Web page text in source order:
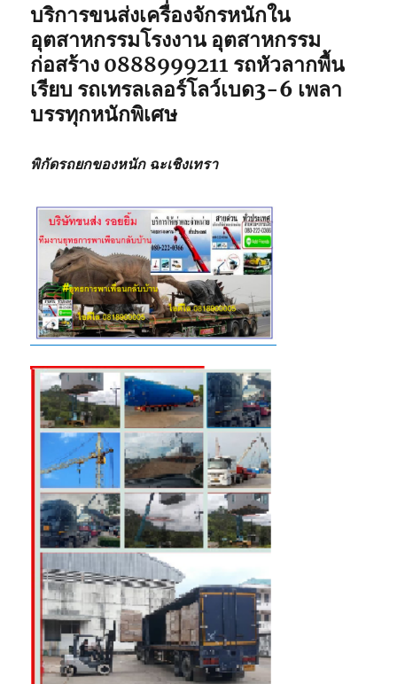
บริการขนส่งเครื่องจักรหนักใน
อุตสาหกรรมโรงงาน อุตสาหกรรม
ก่อสร้าง 0888999211 รถหัวลากพื้น
เรียบ รถเทรลเลอร์โลว์เบด3-6 เพลา
บรรทุกหนักพิเศษ
พิกัดรถยกของหนัก ฉะเชิงเทรา